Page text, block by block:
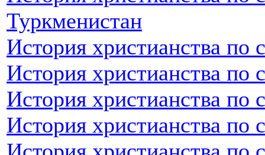
Туркменистан
История христианства по
История христианства по
История христианства по
История христианства по